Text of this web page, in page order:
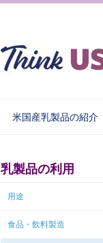
米国産乳製品の紹介
乳製品の利用
用途
食品・飲料製造